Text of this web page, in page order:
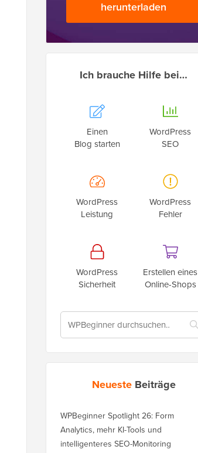
herunterladen
Ich brauche Hilfe bei…
Einen
Blog starten
WordPress
SEO
WordPress
Leistung
WordPress
Fehler
WordPress
Sicherheit
Erstellen eines
Online-Shops
Neueste Beiträge
WPBeginner Spotlight 26: Form
Analytics, mehr KI-Tools und
intelligenteres SEO-Monitoring